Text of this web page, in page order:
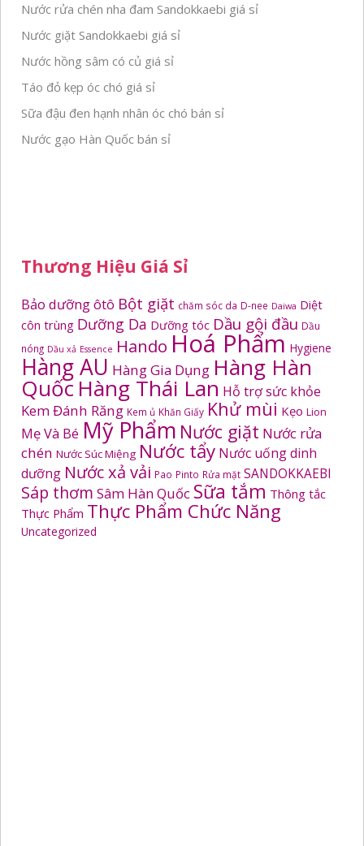
Nước rửa chén nha đam Sandokkaebi giá sỉ
Nước giặt Sandokkaebi giá sỉ
Nước hồng sâm có củ giá sỉ
Táo đỏ kẹp óc chó giá sỉ
Sữa đậu đen hạnh nhân óc chó bán sỉ
Nước gạo Hàn Quốc bán sỉ
Thương Hiệu Giá Sỉ
Bảo dưỡng ôtô Bột giặt chăm sóc da D-nee Daiwa Diệt
côn trùng Dưỡng Da Dưỡng tóc Dầu gội đầu Dầu
nóng Dầu xả Essence Hando Hoá Phẩm Hygiene
Hàng AU Hàng Gia Dụng Hàng Hàn
Quốc Hàng Thái Lan Hỗ trợ sức khỏe
Kem Đánh Răng Kem ủ Khăn Giấy Khử mùi Kẹo Lion
Mẹ Và Bé Mỹ Phẩm Nước giặt Nước rửa
chén Nước Súc Miệng Nước tẩy Nước uống dinh
dưỡng Nước xả vải Pao Pinto Rửa mặt SANDOKKAEBI
Sáp thơm Sâm Hàn Quốc Sữa tắm Thông tắc
Thực Phẩm Thực Phẩm Chức Năng
Uncategorized